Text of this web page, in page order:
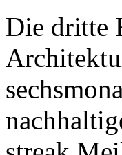
Die dritte